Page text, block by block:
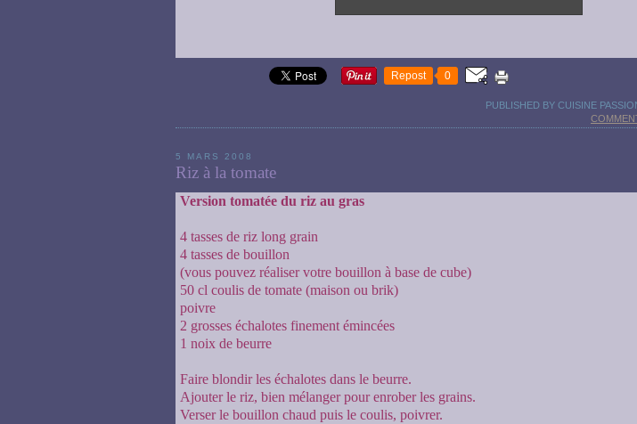
Repost 0
PUBLISHED BY CUISINE
5 MARS 2008
Riz à la tomate
Version tomatée du riz au gras
4 tasses de riz long grain
4 tasses de bouillon
(vous pouvez réaliser votre bouillon à base de cube)
50 cl coulis de tomate (maison ou brik)
poivre
2 grosses échalotes finement émincées
1 noix de beurre
Faire blondir les échalotes dans le beurre.
Ajouter le riz, bien mélanger pour enrober les grains.
Verser le bouillon chaud puis le coulis, poivrer.